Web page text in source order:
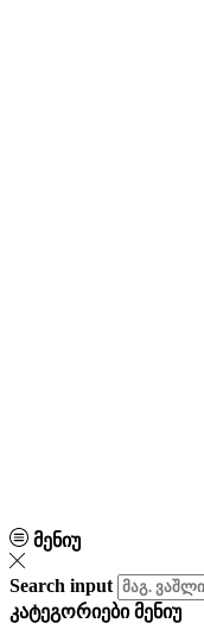
მენიუ
Search input
კატეგორიებიმენიუ